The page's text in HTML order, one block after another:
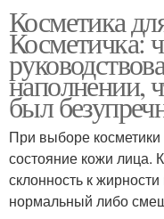
Косметика
Косметичка:
наполнении,
был
При выборе
состояние кожи лица.
склонность к
нормальный либо